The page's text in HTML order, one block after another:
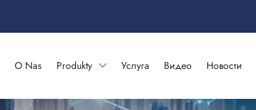
O Nas Produkty Услуга Видео Новости